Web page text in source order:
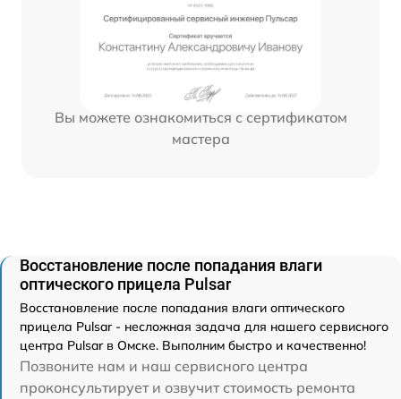
Вы можете ознакомиться с сертификатом
мастера
Восстановление после попадания влаги
оптического прицела Pulsar
Восстановление после попадания влаги оптического
прицела Pulsar - несложная задача для нашего сервисного
центра Pulsar в Омске. Выполним быстро и качественно!
Позвоните нам и наш сервисного центра
проконсультирует и озвучит стоимость ремонта